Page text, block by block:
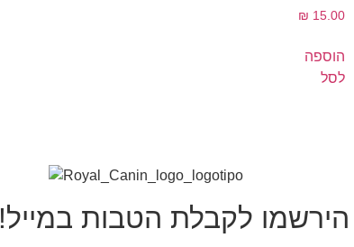
₪ 15.00
הוספה
לסל
הירשמו לקבלת הטבות במייל!